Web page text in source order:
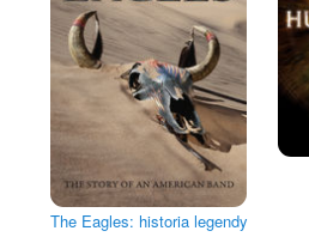
The Eagles: historia legendy